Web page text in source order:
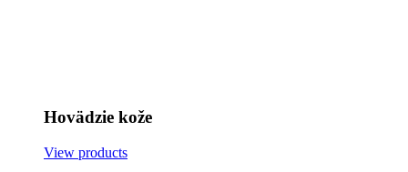
Hovädzie kože
View products